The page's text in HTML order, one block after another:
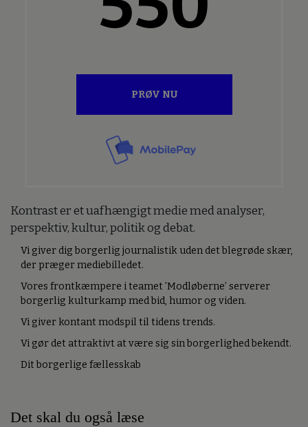
PRØV NU
Kontrast er et uafhængigt medie med analyser,
perspektiv, kultur, politik og debat.
Vi giver dig borgerlig journalistik uden det blegrøde skær,
der præger mediebilledet.
Vores frontkæmpere i teamet ’Modløberne’ serverer
borgerlig kulturkamp med bid, humor og viden.
Vi giver kontant modspil til tidens trends.
Vi gør det attraktivt at være sig sin borgerlighed bekendt.
Dit borgerlige fællesskab
Det skal du også læse